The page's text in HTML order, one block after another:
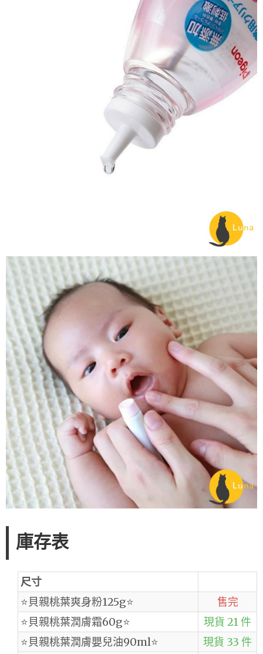
庫存表
尺寸
⭐️貝親桃葉爽身粉125g⭐️
售完
⭐️貝親桃葉潤膚霜60g⭐️
現貨 21 件
⭐️貝親桃葉潤膚嬰兒油90ml⭐️
現貨 33 件